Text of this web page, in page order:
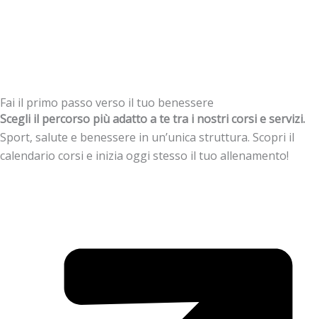
Fai il primo passo verso il tuo benessere
Scegli il percorso più adatto a te tra i nostri corsi e servizi.
Sport, salute e benessere in un’unica struttura. Scopri il
calendario corsi e inizia oggi stesso il tuo allenamento!